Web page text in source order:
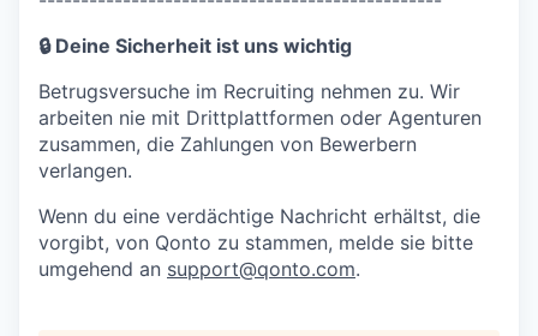
🔒 Deine Sicherheit ist uns wichtig
Betrugsversuche im Recruiting nehmen zu. Wir
arbeiten nie mit Drittplattformen oder Agenturen
zusammen, die Zahlungen von Bewerbern
verlangen.
Wenn du eine verdächtige Nachricht erhältst, die
vorgibt, von Qonto zu stammen, melde sie bitte
umgehend an support@qonto.com.